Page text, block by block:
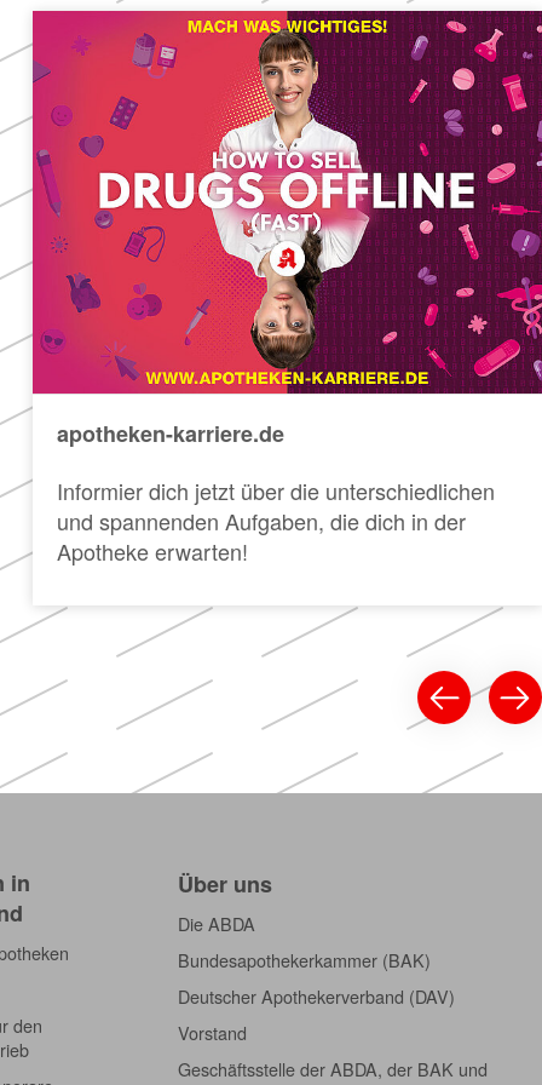
apotheken-karriere.de
Informier dich jetzt über die unterschiedlichen
und spannenden Aufgaben, die dich in der
Apotheke erwarten!
in
den
Über uns
Die ABDA
Bundesapothekerkammer (BAK)
Deutscher Apothekerverband (DAV)
Vorstand
Geschäftsstelle der ABDA, der BAK und